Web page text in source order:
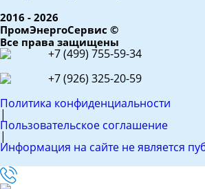
2016 - 2026
ПромЭнергоСервис ©
Все права защищены
+7 (499) 755-59-34
+7 (926) 325-20-59
Политика конфиденциальности
|
Пользовательское соглашение
|
Информация на сайте не является